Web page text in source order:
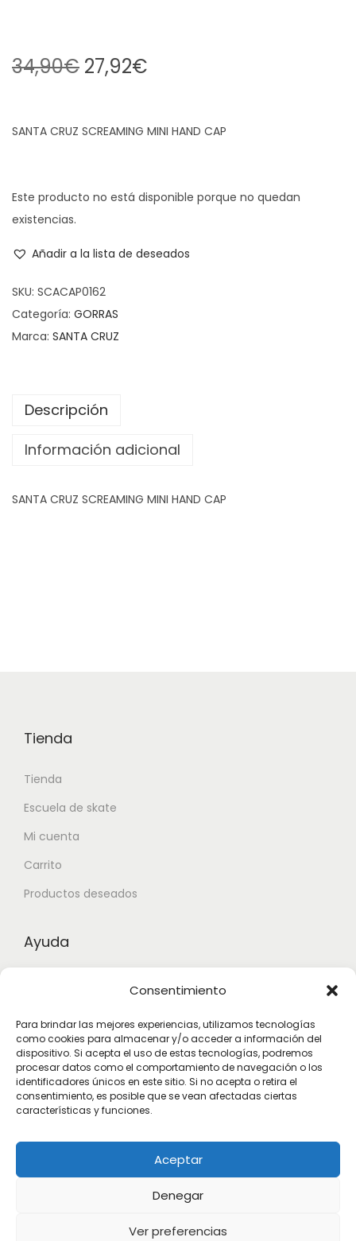
Consentimiento
Para brindar las mejores experiencias, utilizamos tecnologías
como cookies para almacenar y/o acceder a información del
dispositivo. Si acepta el uso de estas tecnologías, podremos
procesar datos como el comportamiento de navegación o los
identificadores únicos en este sitio. Si no acepta o retira el
consentimiento, es posible que se vean afectadas ciertas
características y funciones.
Aceptar
Denegar
Ver preferencias
34,90€ 27,92€
SANTA CRUZ SCREAMING MINI HAND CAP
Este producto no está disponible porque no quedan
existencias.
Añadir a la lista de deseados
SKU: SCACAP0162
Categoría: GORRAS
Marca: SANTA CRUZ
Descripción
Información adicional
SANTA CRUZ SCREAMING MINI HAND CAP
Tienda
Tienda
Escuela de skate
Mi cuenta
Carrito
Productos deseados
Ayuda
Términos y condiciones
Suscribete